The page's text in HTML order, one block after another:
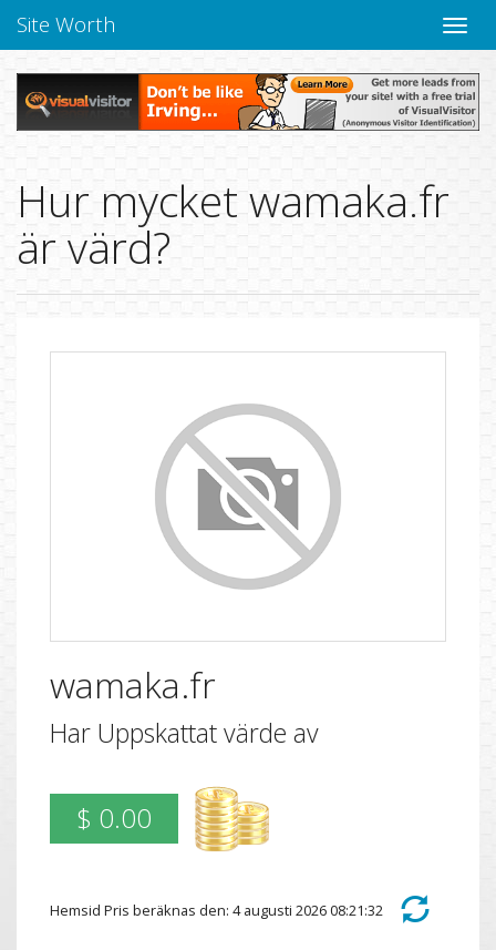
Toggle
Site Worth
Hur mycket wamaka.fr
är värd?
wamaka.fr
Har Uppskattat värde av
$ 0.00
Hemsid Pris beräknas den: 4 augusti 2026 08:21:32